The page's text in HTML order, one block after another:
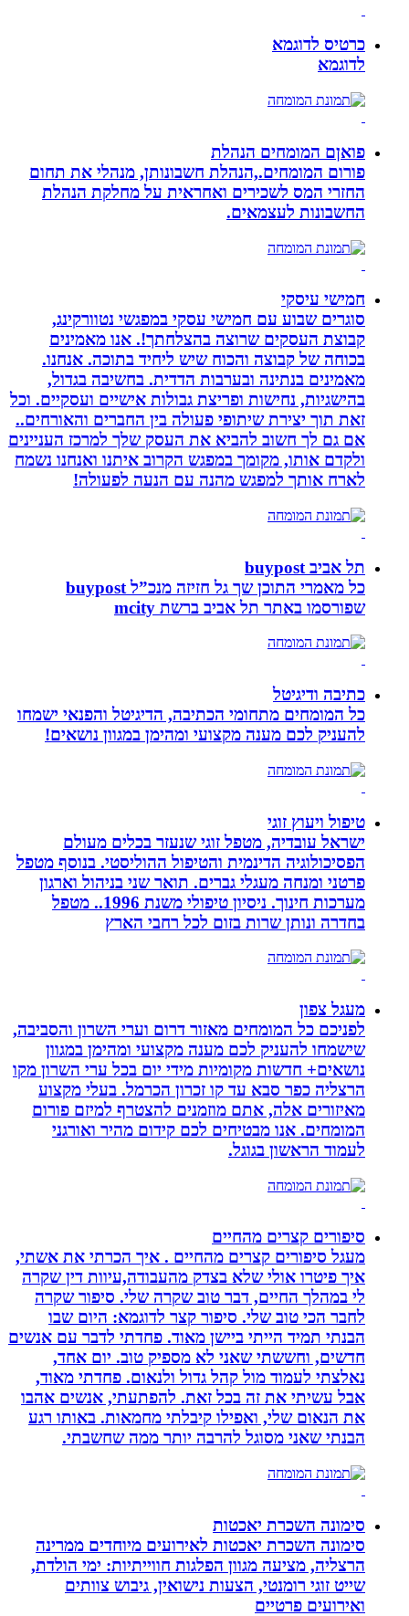
כרטיס לדוגמא
לדוגמא
פואןם המומחים הנהלת
פורום המומחים.,הנהלת חשבונותן, מנהלי את תחום
החזרי המס לשכירים ואחראית על מחלקת הנהלת
החשבונות לעצמאים.
חמישי עיסקי
סוגרים שבוע עם חמישי עסקי במפגשי נטוורקינג,
קבוצת העסקים שרוצה בהצלחתך!. אנו מאמינים
בכוחה של קבוצה והכוח שיש ליחיד בתוכה. אנחנו.
מאמינים בנתינה ובערבות הדדית. בחשיבה בגדול,
בהישגיות, נחישות ופריצת גבולות אישיים ועסקיים. וכל
זאת תוך יצירת שיתופי פעולה בין החברים והאורחים..
אם גם לך חשוב להביא את העסק שלך למרכז העניינים
ולקדם אותו, מקומך במפגש הקרוב איתנו ואנחנו נשמח
לארח אותך למפגש מהנה עם הנעה לפעולה!
תל אביב buypost
כל מאמרי התוכן שך גל חזיזה מנכ”ל buypost
שפורסמו באתר תל אביב ברשת mcity
כתיבה ודיגיטל
כל המומחים מתחומי הכתיבה, הדיגיטל והפנאי ישמחו
להעניק לכם מענה מקצועי ומהימן במגוון נושאים!
טיפול ויעוץ זוגי
ישראל עובדיה, מטפל זוגי שנעזר בכלים מעולם
הפסיכולוגיה הדינמית והטיפול ההוליסטי. בנוסף מטפל
פרטני ומנחה מעגלי גברים. תואר שני בניהול וארגון
מערכות חינוך. ניסיון טיפולי משנת 1996.. מטפל
בחדרה ונותן שרות בזום לכל רחבי הארץ
מעגל צפון
לפניכם כל המומחים מאזור דרום וערי השרון והסביבה,
שישמחו להעניק לכם מענה מקצועי ומהימן במגוון
נושאים+ חדשות מקומיות מידי יום בכל ערי השרון מקו
הרצליה כפר סבא עד קו זכרון הכרמל. בעלי מקצוע
מאיזורים אלה, אתם מוזמנים להצטרף למיזם פורום
המומחים. אנו מבטיחים לכם קידום מהיר ואורגני
לעמוד הראשון בגוגל.
סיפורים קצרים מהחיים
מעגל סיפורים קצרים מהחיים . איך הכרתי את אשתי,
איך פיטרו אולי שלא בצדק מהעבודה,עיוות דין שקרה
לי במהלך החיים, דבר טוב שקרה שלי. סיפור שקרה
לחבר הכי טוב שלי. סיפור קצר לדוגמא: היום שבו
הבנתי תמיד הייתי ביישן מאוד. פחדתי לדבר עם אנשים
חדשים, וחששתי שאני לא מספיק טוב. יום אחד,
נאלצתי לעמוד מול קהל גדול ולנאום. פחדתי מאוד,
אבל עשיתי את זה בכל זאת. להפתעתי, אנשים אהבו
את הנאום שלי, ואפילו קיבלתי מחמאות. באותו רגע
הבנתי שאני מסוגל להרבה יותר ממה שחשבתי.
סימונה השכרת יאכטות
סימונה השכרת יאכטות לאירועים מיוחדים ממרינה
הרצליה, מציעה מגוון הפלגות חווייתיות: ימי הולדת,
שייט זוגי רומנטי, הצעות נישואין, גיבוש צוותים
ואירועים פרטיים